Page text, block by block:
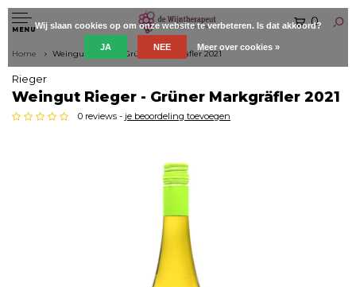
MENU
0
Home Weingut Rieger - Grüner Markgräfler 2021
Rieger
Weingut Rieger - Grüner Markgräfler 2021
0 reviews - je beoordeling toevoegen
Wij slaan cookies op om onze website te verbeteren. Is dat akkoord?
JA NEE Meer over cookies »